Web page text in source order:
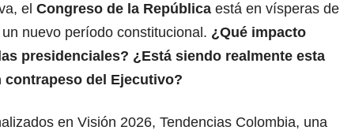
el Congreso de la República está en vísperas de
nuevo período constitucional. ¿Qué impacto
presidenciales? ¿Está siendo realmente esta
contrapeso del Ejecutivo?
en Visión 2026, Tendencias Colombia, una